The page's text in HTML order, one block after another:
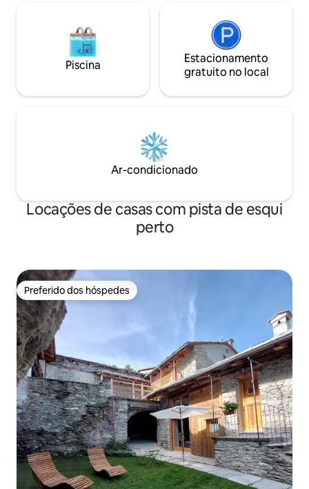
Piscina
Estacionamento
gratuito no local
Ar-condicionado
Locações de casas com pista de esqui
perto
Preferido dos hóspedes
Preferido dos hóspedes